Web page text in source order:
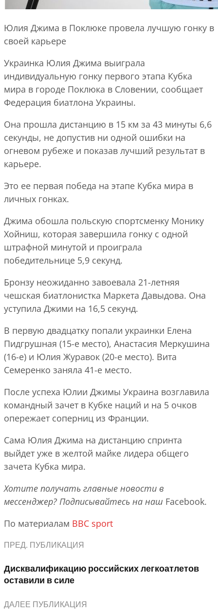
Юлия Джима в Поклюке провела лучшую гонку в
своей карьере
Украинка Юлия Джима выиграла
индивидуальную гонку первого этапа Кубка
мира в городе Поклюка в Словении, сообщает
Федерация биатлона Украины.
Она прошла дистанцию в 15 км за 43 минуты 6,6
секунды, не допустив ни одной ошибки на
огневом рубеже и показав лучший результат в
карьере.
Это ее первая победа на этапе Кубка мира в
личных гонках.
Джима обошла польскую спортсменку Монику
Хойниш, которая завершила гонку с одной
штрафной минутой и проиграла
победительнице 5,9 секунд.
Бронзу неожиданно завоевала 21-летняя
чешская биатлонистка Маркета Давыдова. Она
уступила Джими на 16,5 секунд.
В первую двадцатку попали украинки Елена
Пидгрушная (15-е место), Анастасия Меркушина
(16-е) и Юлия Журавок (20-е место). Вита
Семеренко заняла 41-е место.
После успеха Юлии Джимы Украина возглавила
командный зачет в Кубке наций и на 5 очков
опережает соперниц из Франции.
Сама Юлия Джима на дистанцию спринта
выйдет уже в желтой майке лидера общего
зачета Кубка мира.
Хотите получать главные новости в
мессенджер? Подписывайтесь на наш Facebook.
По материалам BBC sport
ПРЕД. ПУБЛИКАЦИЯ
Дисквалификацию российских легкоатлетов
оставили в силе
ДАЛЕЕ ПУБЛИКАЦИЯ